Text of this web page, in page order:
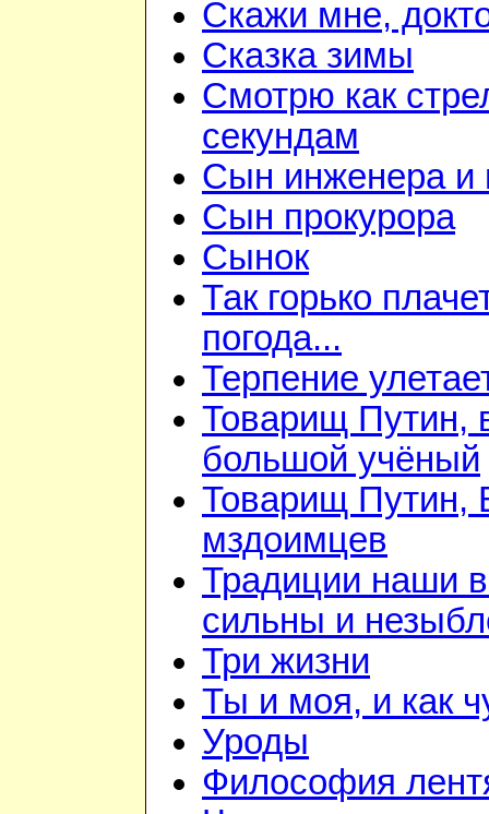
Скажи мне,
Сказка зимы
Смотрю как
секундам
Сын инженера и
Сын прокурора
Сынок
Так горько
погода...
Терпение
Товарищ Путин,
большой учёный
Товарищ Путин,
мздоимцев
Традиции наши
сильны и
Три жизни
Ты и моя, и как
Уроды
Философия